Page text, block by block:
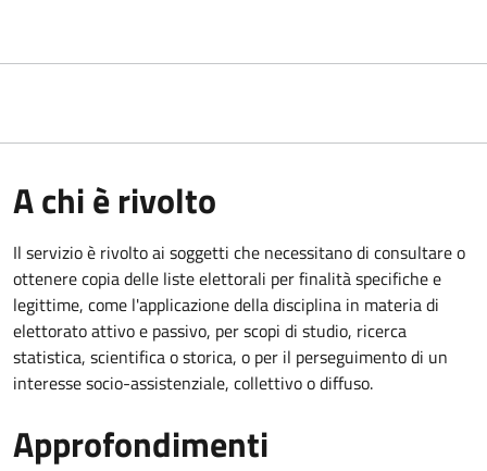
A chi è rivolto
Il servizio è rivolto ai soggetti che necessitano di consultare o
ottenere copia delle liste elettorali per finalità specifiche e
legittime, come l'applicazione della disciplina in materia di
elettorato attivo e passivo, per scopi di studio, ricerca
statistica, scientifica o storica, o per il perseguimento di un
interesse socio-assistenziale, collettivo o diffuso.
Approfondimenti